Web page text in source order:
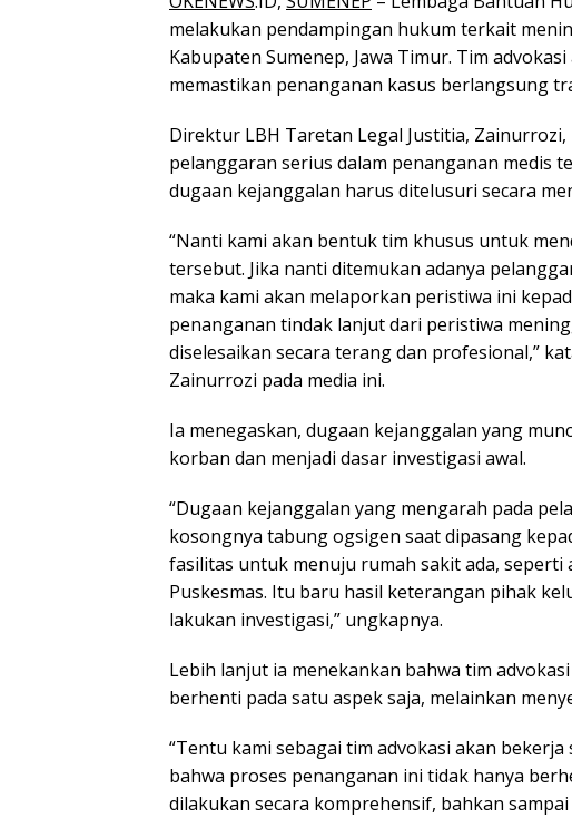
melakukan pendampingan hukum terkait
Kabupaten Sumenep, Jawa Timur. Tim
memastikan penanganan kasus berlangsung
Direktur LBH Taretan Legal Justitia,
pelanggaran serius dalam penanganan medis
dugaan kejanggalan harus ditelusuri secara
“Nanti kami akan bentuk tim khusus untuk
tersebut. Jika nanti ditemukan adanya
maka kami akan melaporkan peristiwa ini
penanganan tindak lanjut dari peristiwa
diselesaikan secara terang dan profesional,”
Zainurrozi pada media ini.
Ia menegaskan, dugaan kejanggalan yang
korban dan menjadi dasar investigasi awal.
“Dugaan kejanggalan yang mengarah pada
kosongnya tabung ogsigen saat dipasang
fasilitas untuk menuju rumah sakit ada, seperti
Puskesmas. Itu baru hasil keterangan pihak
lakukan investigasi,” ungkapnya.
Lebih lanjut ia menekankan bahwa tim
berhenti pada satu aspek saja, melainkan
“Tentu kami sebagai tim advokasi akan
bahwa proses penanganan ini tidak hanya
dilakukan secara komprehensif, bahkan